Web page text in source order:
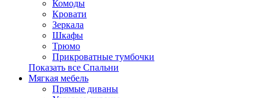
Комоды
Кровати
Зеркала
Шкафы
Трюмо
Прикроватные тумбочки
Показать все Спальни
Мягкая мебель
Прямые диваны